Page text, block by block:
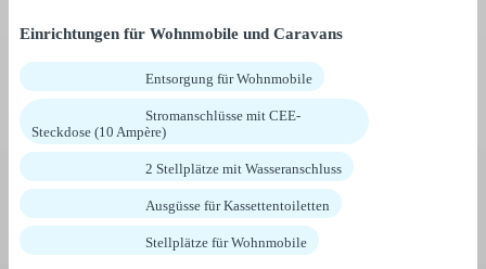
Einrichtungen für Wohnmobile und Caravans
Entsorgung für Wohnmobile
Stromanschlüsse mit CEE-
Steckdose (10 Ampère)
2 Stellplätze mit Wasseranschluss
Ausgüsse für Kassettentoiletten
Stellplätze für Wohnmobile